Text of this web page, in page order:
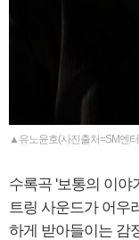
▲유노윤호(사진출처=SM엔
수록곡 '보통의 이야
트링 사운드가 어우
하게 받아들이는 감